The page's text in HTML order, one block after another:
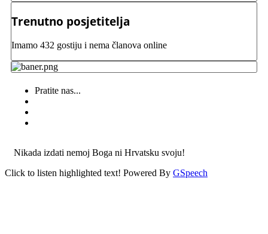
Trenutno posjetitelja
Imamo 432 gostiju i nema članova online
Pratite nas...
Nikada izdati nemoj Boga ni Hrvatsku svoju!
Click to listen highlighted text! Powered By GSpeech